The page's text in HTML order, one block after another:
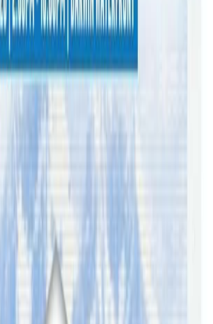
पाइने मध्ये ८० प्रतिशत बढी ह्वेल तास्मेनियामै
आँकलन छ । यसअघि सन् १९३५ मा २९४ तथा
ह्वेल तास्मेनियाको समुद्री किनारमा फसेका
पानीभित्र फर्किएका छन् । अन्य जिवित
फर्काउन अझै केही दिन लाग्ने बताइएको छ ।
ABC